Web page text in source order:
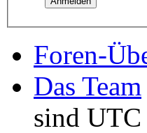
Foren-
Das Team
sind UTC